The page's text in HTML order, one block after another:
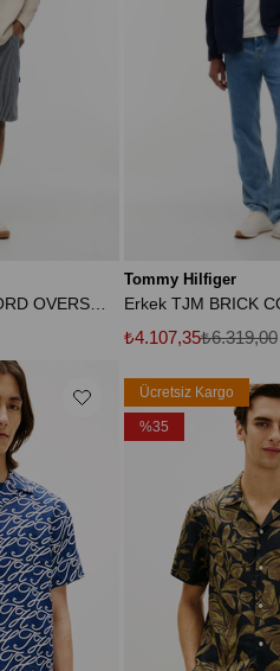
Erkek TJM BRICK CORD OVERSHIRT EXT DM0DM21698-THACI
Tommy Hilfiger
₺4.107,35₺6.319,00
Ücretsiz Kargo
%35